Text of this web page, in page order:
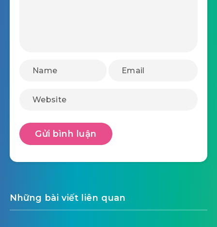
Những bài viết liên quan